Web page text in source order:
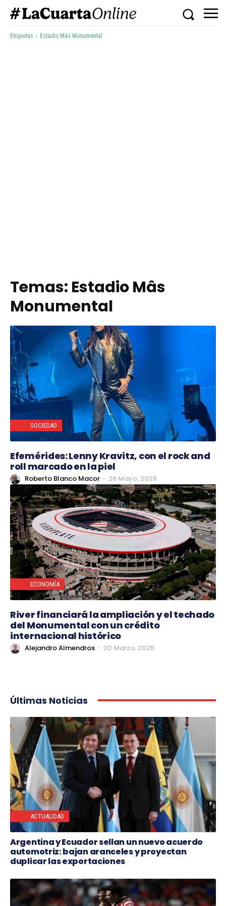
Etiquetas Estadio Mâs Monumental
Temas: Estadio Mâs
Monumental
SOCIEDAD
Efemérides: Lenny Kravitz, con el rock and
roll marcado en la piel
Roberto Blanco Macor - 26 Mayo, 2026
ECONOMÍA
River financiará la ampliación y el techado
del Monumental con un crédito
internacional histórico
Alejandro Almendros - 20 Marzo, 2026
Últimas Noticias
ACTUALIDAD
Argentina y Ecuador sellan un nuevo acuerdo
automotriz: bajan aranceles y proyectan
duplicar las exportaciones